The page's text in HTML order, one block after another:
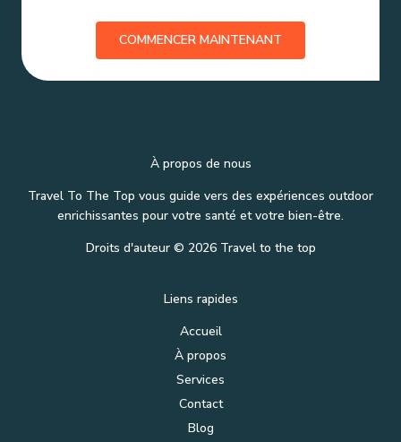
COMMENCER MAINTENANT
À propos de nous
Travel To The Top vous guide vers des expériences outdoor
enrichissantes pour votre santé et votre bien-être.
Droits d'auteur © 2026 Travel to the top
Liens rapides
Accueil
À propos
Services
Contact
Blog